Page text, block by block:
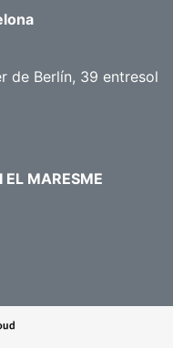
de Berlín, 39 entresol
EL MARESME